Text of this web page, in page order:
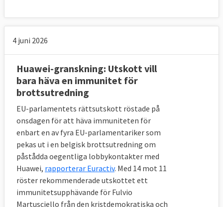
EU:s institutioner är beroende av att få
input från externa aktörer. I och med att
EU:s beslut rör vitt skilda ämnen som
kommer påverka olika i olika delar av
Europa som Stockholm, Neapel eller en by
på polska landsbygden vill EU:s institutioner
också ha input från dessa.
Många förknippar ordet lobbyist med
kostymklädda representanter för
storföretag men även aktivister som är
organiserade för kvinnors rättigheter är
lobbyister. Att ge olika samhällsgrupper
möjligheten att få tycka till om politiska
4 juni 2026
Huawei-granskning: Utskott vill
bara häva en immunitet för
brottsutredning
EU-parlamentets rättsutskott röstade på
onsdagen för att häva immuniteten för
enbart en av fyra EU-parlamentariker som
pekas ut i en belgisk brottsutredning om
påstådda oegentliga lobbykontakter med
Huawei, rapporterar Euractiv. Med 14 mot 11
röster rekommenderade utskottet ett
immunitetsupphävande för Fulvio
Martusciello från den kristdemokratiska och